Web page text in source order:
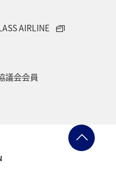
AIRLINE
議会会員